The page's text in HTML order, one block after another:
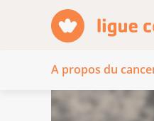
A propos du